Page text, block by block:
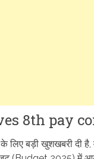
8th pay
के लिए बड़ी खुशखबरी